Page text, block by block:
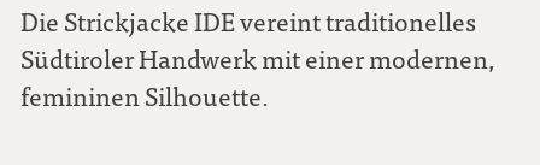
Die Strickjacke IDE vereint traditionelles
Südtiroler Handwerk mit einer modernen,
femininen Silhouette.